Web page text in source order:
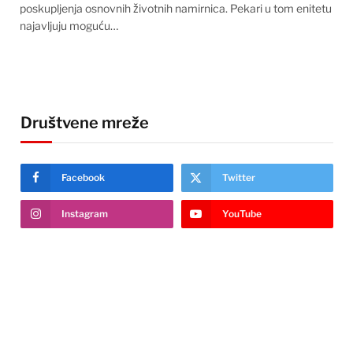
poskupljenja osnovnih životnih namirnica. Pekari u tom enitetu
najavljuju moguću…
Društvene mreže
Facebook Twitter
Instagram YouTube